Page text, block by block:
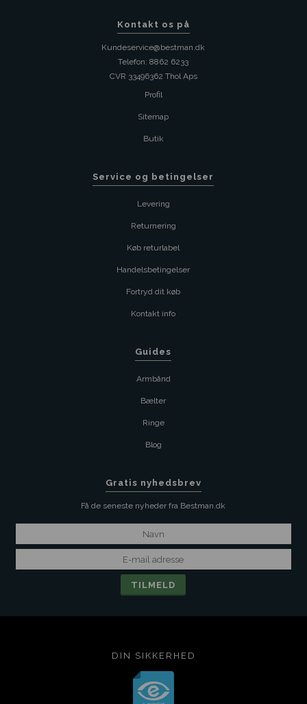
Kontakt os på
Kundeservice@bestman.dk
Telefon: 8862 6233
CVR 33496362 Thol Aps
Profil
Sitemap
Butik
Service og betingelser
Levering
Returnering
Køb returlabel
Handelsbetingelser
Fortryd dit køb
Kontakt info
Guides
Armbånd
Bælter
Ringe
Blog
Gratis nyhedsbrev
Få de seneste nyheder fra Bestman.dk
DIN SIKKERHED